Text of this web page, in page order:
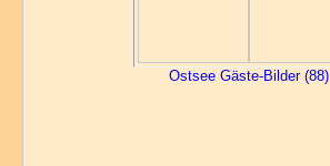
Ostsee Gäste-Bilder (88)